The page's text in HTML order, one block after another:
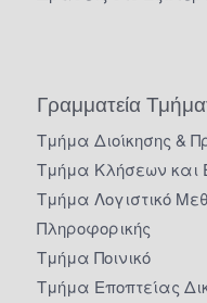
Γραμματεία
Τμήμα Διοίκησης &
Τμήμα Κλήσεων και
Τμήμα Λογιστικό
Πληροφορικής
Τμήμα Ποινικό
Τμήμα Εποπτείας